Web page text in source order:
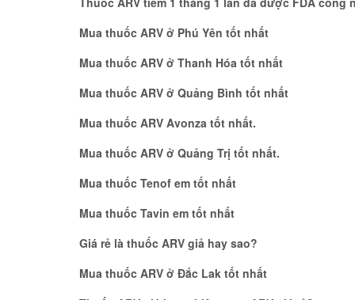
Mua thuốc ARV ở Phú Yên tốt nhất
Mua thuốc ARV ở Thanh Hóa tốt nhất
Mua thuốc ARV ở Quảng Bình tốt nhất
Mua thuốc ARV Avonza tốt nhất.
Mua thuốc ARV ở Quảng Trị tốt nhất.
Mua thuốc Tenof em tốt nhất
Mua thuốc Tavin em tốt nhất
Giá rẻ là thuốc ARV giả hay sao?
Mua thuốc ARV ở Đắc Lak tốt nhất